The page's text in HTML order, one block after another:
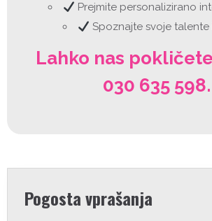
Prejmite personalizirano
Spoznajte svoje talente
Lahko nas
030 635 598.
Pogosta vprašanja